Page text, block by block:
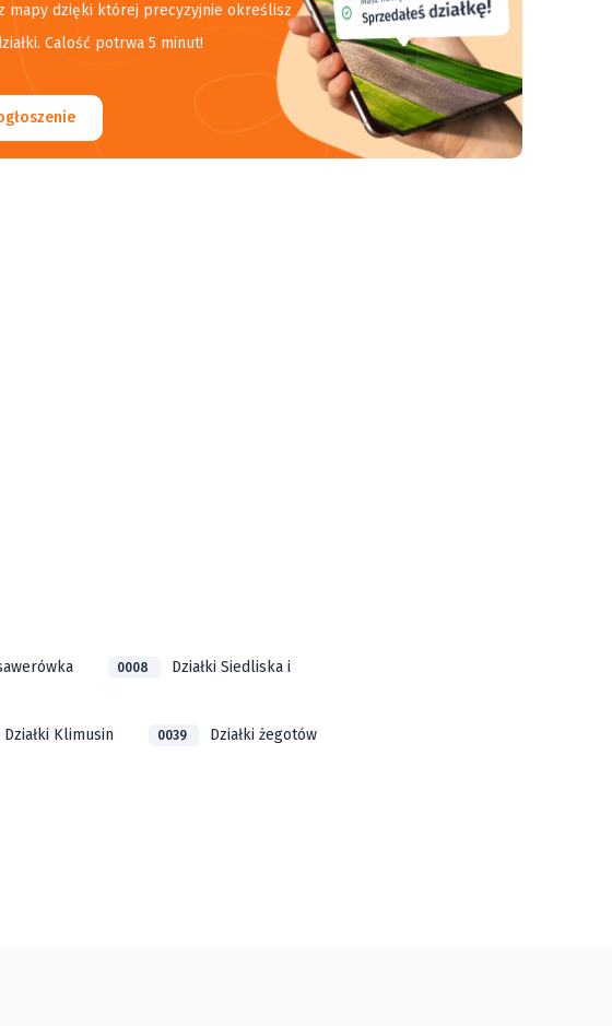
mapy dzięki której precyzyjnie określisz
Calość potrwa 5 minut!
0008 Działki Siedliska i
Działki Klimusin 0039 Działki żegotów